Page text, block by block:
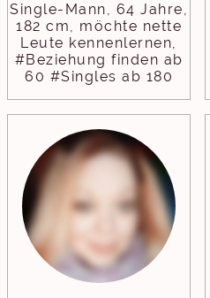
Single-Mann, 64 Jahre,
182 cm, möchte nette
Leute kennenlernen,
#Beziehung finden ab
60 #Singles ab 180